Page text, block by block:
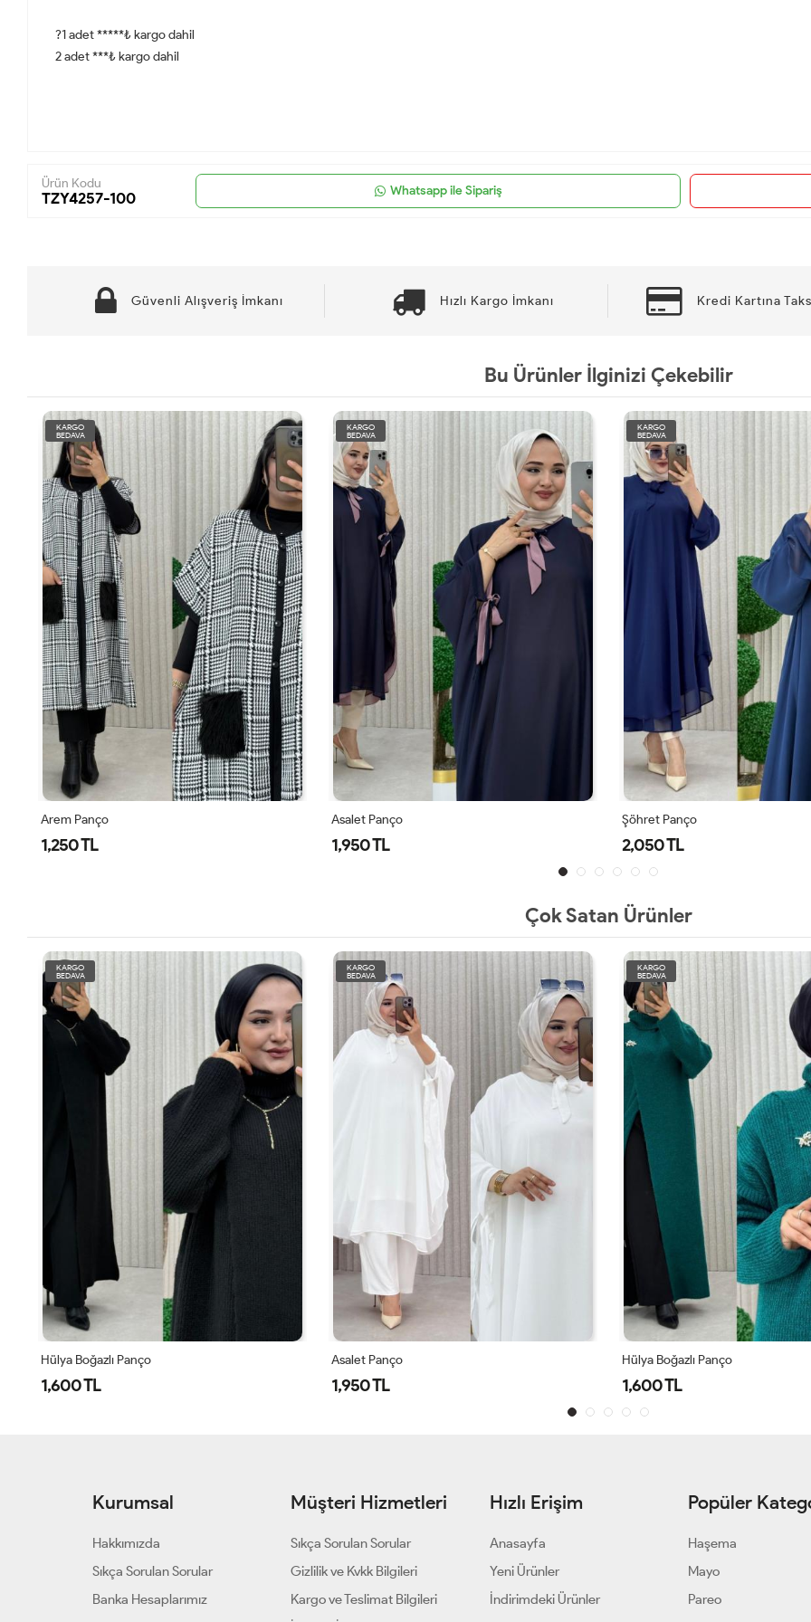
?1 adet *****₺ kargo dahil
2 adet ***₺ kargo dahil
Ürün Kodu
TZY4257-100 Whatsapp ile Sipariş
Güvenli Alışveriş İmkanı Hızlı Kargo İmkanı Kredi Kartına
Bu Ürünler İlginizi Çekebilir
KARGO
BEDAVA
Asalet Panço
1,950 TL
KARGO
BEDAVA
Şöhret Panço
2,050 TL
KARGO
BEDAVA
Hülya Boğazlı Panço
1,600 TL
Çok Satan Ürünler
KARGO
BEDAVA
Asalet Panço
1,950 TL
KARGO
BEDAVA
Hülya Boğazlı Panço
1,600 TL
KARGO
BEDAVA
Hülya Boğazlı Panço
1,600 TL
Kurumsal
Hakkımızda
Sıkça Sorulan Sorular
Banka Hesaplarımız
Müşteri Hizmetleri
Sıkça Sorulan Sorular
Gizlilik ve Kvkk Bilgileri
Kargo ve Teslimat Bilgileri
Hızlı Erişim
Anasayfa
Yeni Ürünler
İndirimdeki Ürünler
Popüler
Haşema
Mayo
Pareo